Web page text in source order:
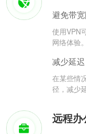
避免带
使用VPN
网络体验。
减少延迟
在某些情
径，减少
远程